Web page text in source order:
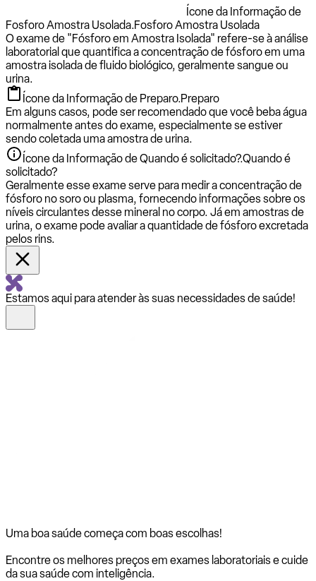
Ícone da Informação de
Fosforo Amostra Usolada.Fosforo Amostra Usolada
O exame de "Fósforo em Amostra Isolada" refere-se à análise
laboratorial que quantifica a concentração de fósforo em uma
amostra isolada de fluido biológico, geralmente sangue ou
urina.
Ícone da Informação de Preparo.Preparo
Em alguns casos, pode ser recomendado que você beba água
normalmente antes do exame, especialmente se estiver
sendo coletada uma amostra de urina.
Ícone da Informação de Quando é solicitado?.Quando é
solicitado?
Geralmente esse exame serve para medir a concentração de
fósforo no soro ou plasma, fornecendo informações sobre os
níveis circulantes desse mineral no corpo. Já em amostras de
urina, o exame pode avaliar a quantidade de fósforo excretada
pelos rins.
Estamos aqui para atender às suas necessidades de saúde!
Uma boa saúde começa com boas escolhas!
Encontre os melhores preços em exames laboratoriais e cuide
da sua saúde com inteligência.